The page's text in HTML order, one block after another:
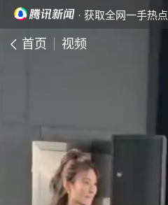
· 获取全网一手热点
首页 视频